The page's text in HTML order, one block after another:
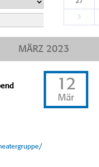
3
MÄRZ 2023
12
Mär